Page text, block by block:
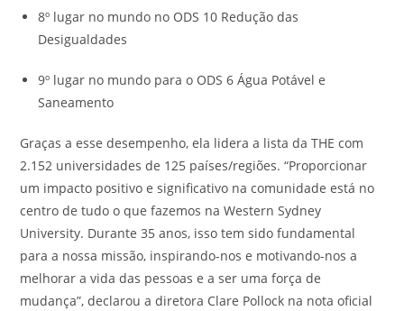
8º lugar no mundo no ODS 10 Redução das
Desigualdades
9º lugar no mundo para o ODS 6 Água Potável e
Saneamento
Graças a esse desempenho, ela lidera a lista da THE com
2.152 universidades de 125 países/regiões. “Proporcionar
um impacto positivo e significativo na comunidade está no
centro de tudo o que fazemos na Western Sydney
University. Durante 35 anos, isso tem sido fundamental
para a nossa missão, inspirando-nos e motivando-nos a
melhorar a vida das pessoas e a ser uma força de
mudança”, declarou a diretora Clare Pollock na nota oficial